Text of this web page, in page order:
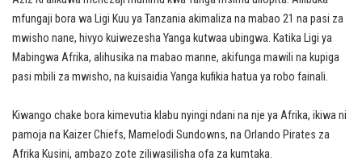
mfungaji bora wa Ligi Kuu ya Tanzania akimaliza na mabao 21 na pasi za
mwisho nane, hivyo kuiwezesha Yanga kutwaa ubingwa. Katika Ligi ya
Mabingwa Afrika, alihusika na mabao manne, akifunga mawili na kupiga
pasi mbili za mwisho, na kuisaidia Yanga kufikia hatua ya robo fainali.
Kiwango chake bora kimevutia klabu nyingi ndani na nje ya Afrika, ikiwa ni
pamoja na Kaizer Chiefs, Mamelodi Sundowns, na Orlando Pirates za
Afrika Kusini, ambazo zote ziliwasilisha ofa za kumtaka.